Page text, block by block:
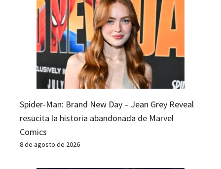
Spider-Man: Brand New Day – Jean Grey Reveal
resucita la historia abandonada de Marvel
Comics
8 de agosto de 2026